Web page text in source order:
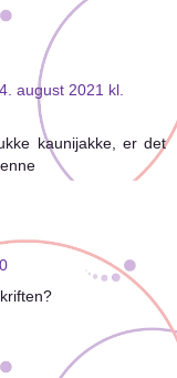
august 2021 kl.
kaunijakke, er det